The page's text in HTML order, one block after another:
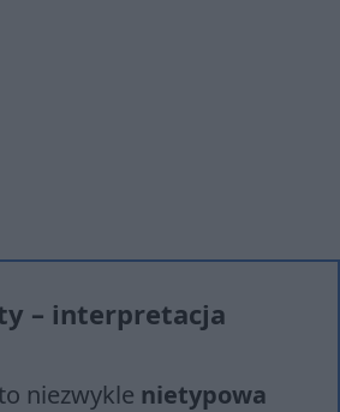
– interpretacja
niezwykle nietypowa